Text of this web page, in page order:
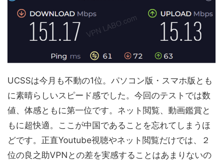
UCSSは今月も不動の1位。パソコン版・スマホ版とも
に素晴らしいスピード感でした。今回のテストでは数
値、体感ともに第一位です。ネット閲覧、動画鑑賞と
もに超快適。ここが中国であることを忘れてしまうほ
どです。正直Youtube視聴やネット閲覧だけでは、２
位の良之助VPNとの差を実感することはあまりないの